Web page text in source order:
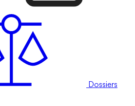
Dossiers